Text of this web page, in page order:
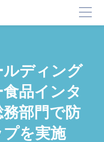
ディング
品インタ
部門で防
を実施